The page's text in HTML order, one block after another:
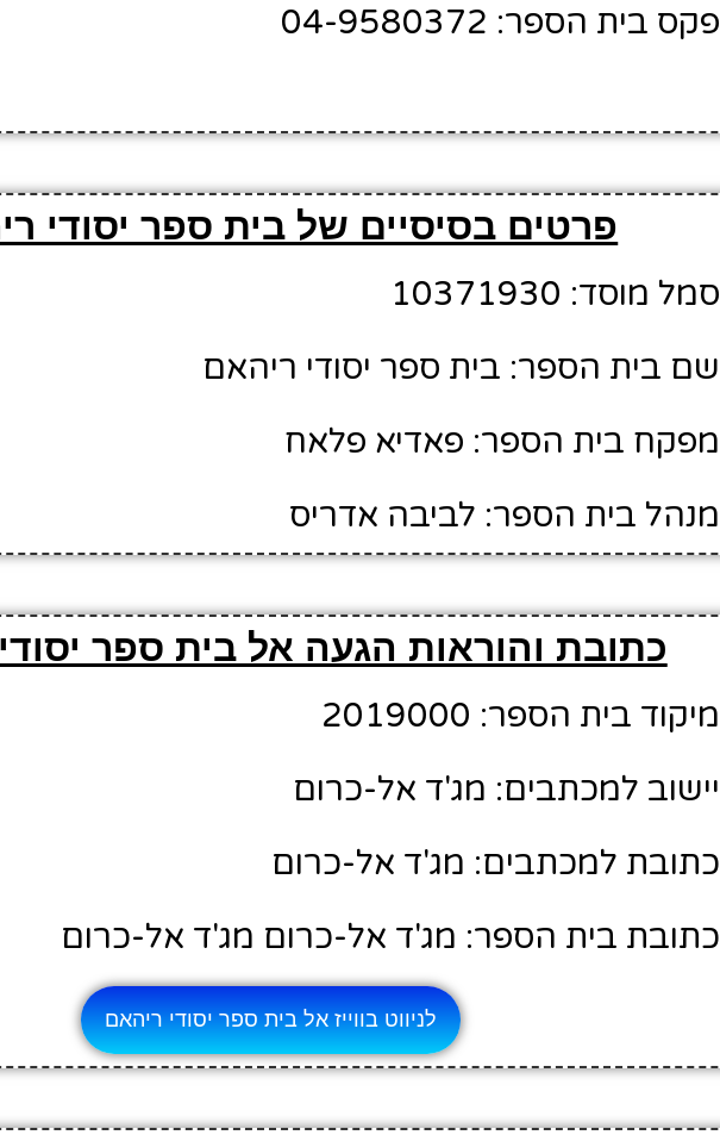
פקס בית הספר: 04-9580372
פרטים בסיסיים של בית ספר יסודי
סמל מוסד: 10371930
שם בית הספר: בית ספר יסודי ריהאם
מפקח בית הספר: פאדיא פלאח
מנהל בית הספר: לביבה אדריס
כתובת והוראות הגעה אל בית ספר
מיקוד בית הספר: 2019000
יישוב למכתבים: מג'ד אל-כרום
כתובת למכתבים: מג'ד אל-כרום
כתובת בית הספר: מג'ד אל-כרום מג'ד אל-כרום
לניווט בווייז אל בית ספר יסודי ריהאם